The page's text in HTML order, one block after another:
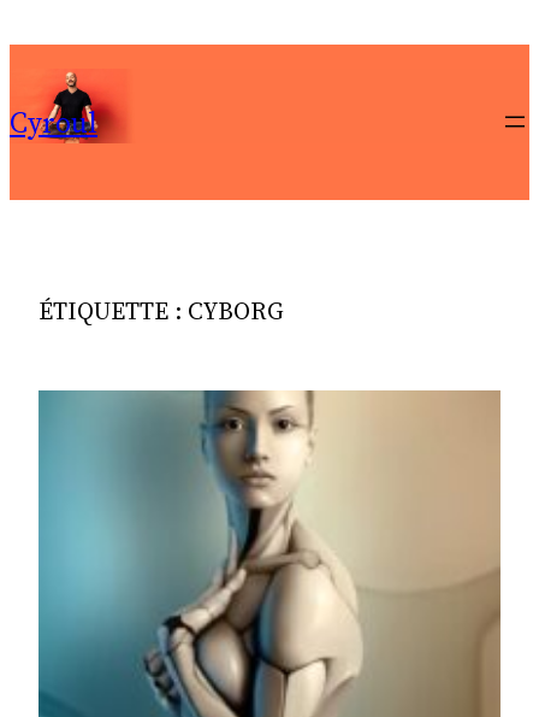
au
contenu
Cyroul
ÉTIQUETTE : CYBORG